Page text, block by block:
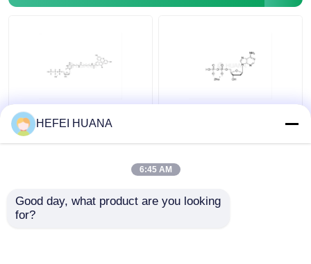
Fluoresceina-12-dUTP
1mM Soluzione di
HEFEI HUANA
6:45 AM
Good day, what product are you looking
for?